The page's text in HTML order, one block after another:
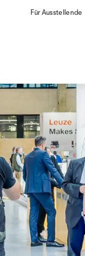
Für Ausstellende